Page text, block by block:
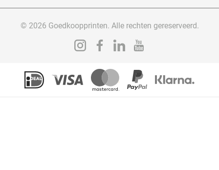
© 2026 Goedkoopprinten. Alle rechten gereserveerd.